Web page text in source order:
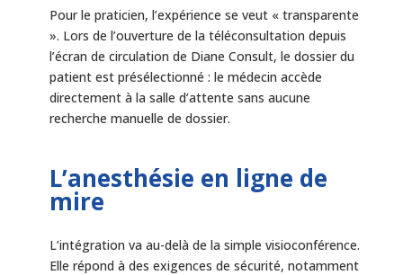
Pour le praticien, l’expérience se veut « transparente
». Lors de l’ouverture de la téléconsultation depuis
l’écran de circulation de Diane Consult, le dossier du
patient est présélectionné : le médecin accède
directement à la salle d’attente sans aucune
recherche manuelle de dossier.
L’anesthésie en ligne de
mire
L’intégration va au-delà de la simple visioconférence.
Elle répond à des exigences de sécurité, notamment